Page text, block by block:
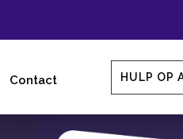
Contact HULP OP